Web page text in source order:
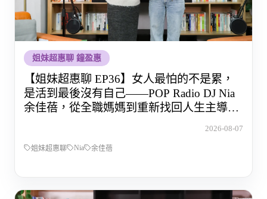
姐妹超惠聊 鐘盈惠
【姐妹超惠聊 EP36】女人最怕的不是累，
是活到最後沒有自己——POP Radio DJ Nia
余佳蓓，從全職媽媽到重新找回人生主導權
2026-08-07
姐妹超惠聊 Nia 余佳蓓